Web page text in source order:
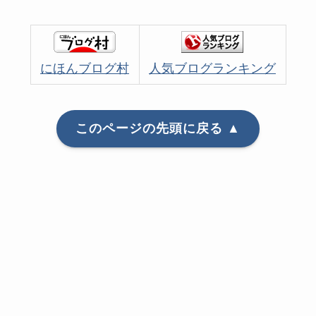
にほんブログ村 人気ブログランキング
このページの先頭に戻る ▲